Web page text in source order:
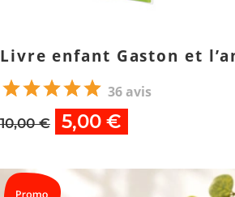
Livre enfant Gaston et
36 avis
10,00 € 5,00 €